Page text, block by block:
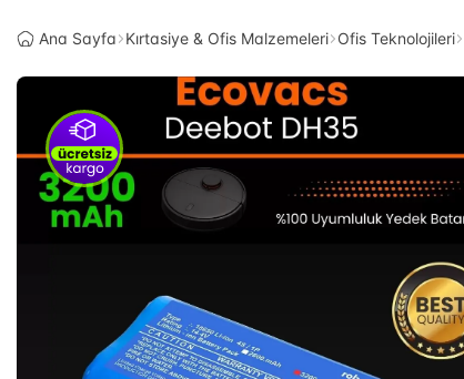
Ana Sayfa Kırtasiye & Ofis Malzemeleri Ofis Teknolojileri